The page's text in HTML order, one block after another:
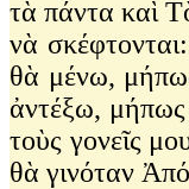
τὰ πάντα καὶ
νὰ
θὰ μένω,
ἀντέξω,
τοὺς γονεῖς
θὰ γινόταν